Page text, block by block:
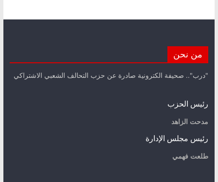
من نحن
"درب".. صحيفة الكترونية صادرة عن حزب التحالف الشعبي الاشتراكي
رئيس الحزب
مدحت الزاهد
رئيس مجلس الإدارة
طلعت فهمي